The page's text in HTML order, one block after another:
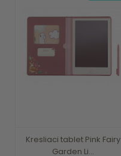
Kresliaci tablet Pink Fairy
Garden Li...